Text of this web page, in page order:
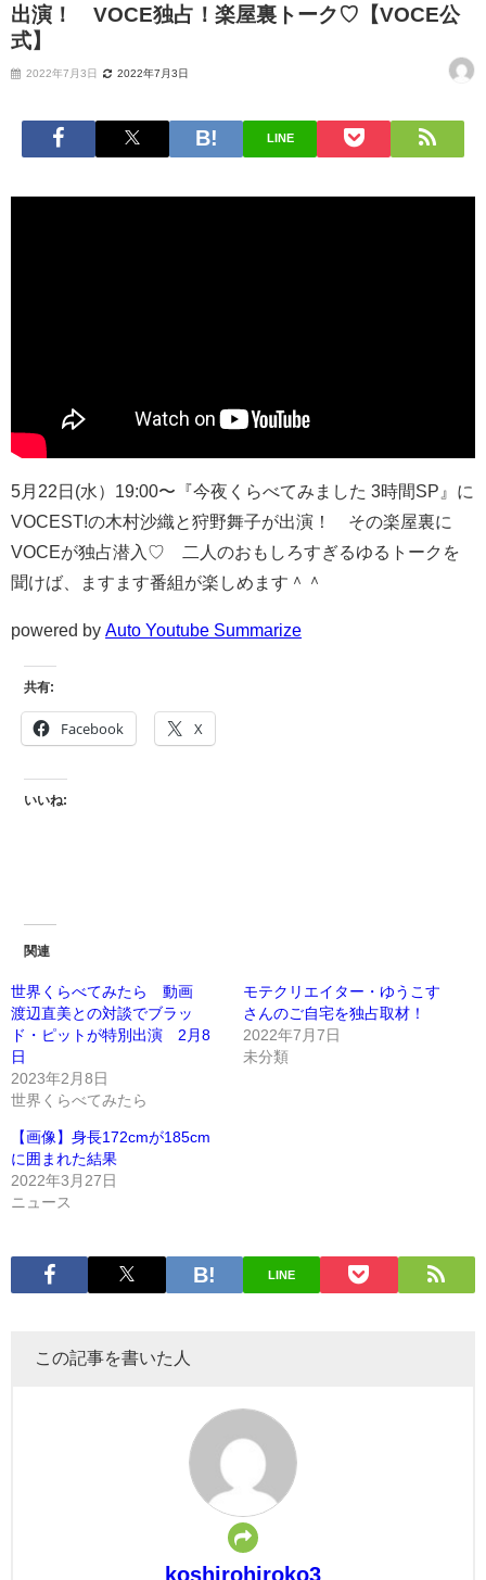
出演！ VOCE独占！楽屋裏トーク♡【VOCE公
式】
2022年7月3日 2022年7月3日
LINE
5月22日(水）19:00〜『今夜くらべてみました 3時間SP』に
VOCEST!の木村沙織と狩野舞子が出演！ その楽屋裏に
VOCEが独占潜入♡ 二人のおもしろすぎるゆるトークを
聞けば、ますます番組が楽しめます＾＾
powered by Auto Youtube Summarize
共有:
Facebook X
いいね:
関連
世界くらべてみたら 動画
渡辺直美との対談でブラッ
ド・ピットが特別出演 2月8
日
2023年2月8日
世界くらべてみたら
モテクリエイター・ゆうこす
さんのご自宅を独占取材！
2022年7月7日
未分類
【画像】身長172cmが185cm
に囲まれた結果
2022年3月27日
ニュース
LINE
この記事を書いた人
koshirohiroko3